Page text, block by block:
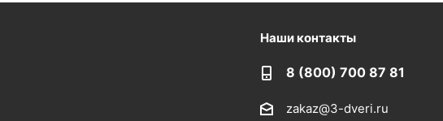
Наши контакты
8 (800) 700 87 81
zakaz@3-dveri.ru